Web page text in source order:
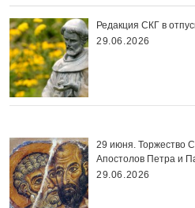
Редакция СКГ в
29.06.2026
29 июня. Торжество
Апостолов Петра и
29.06.2026